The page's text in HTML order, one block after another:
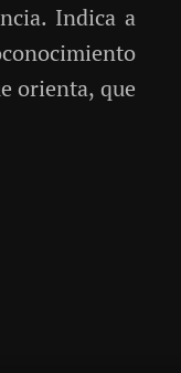
Indica a
orienta, que